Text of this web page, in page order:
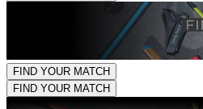
FIND YOUR MATCH
FIND YOUR MATCH